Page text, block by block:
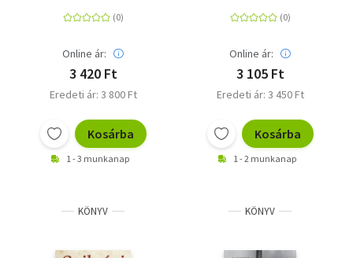
Online ár:
3 420 Ft
Eredeti ár: 3 800 Ft
Kosárba
1 - 3 munkanap
Online ár:
3 105 Ft
Eredeti ár: 3 450 Ft
Kosárba
1 - 2 munkanap
KÖNYV KÖNYV